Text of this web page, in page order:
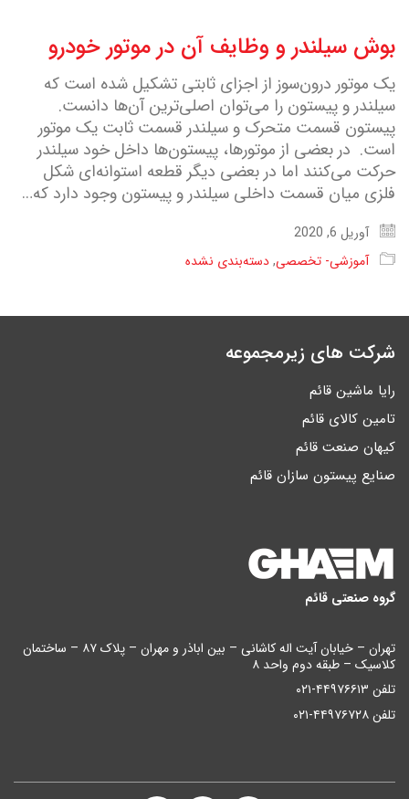
بوش سیلندر و وظایف آن در موتور خودرو
یک موتور درون‌سوز از اجزای ثابتی تشکیل شده است که
سیلندر و پیستون را می‌توان اصلی‌ترین آن‌ها دانست.
پیستون قسمت متحرک و سیلندر قسمت ثابت یک موتور
است. در بعضی از موتورها، پیستون‌ها داخل خود سیلندر
حرکت می‌کنند اما در بعضی دیگر قطعه استوانه‌ای شکل
فلزی میان قسمت داخلی سیلندر و پیستون وجود دارد که…
آوریل 6, 2020
آموزشی- تخصصی,دسته‌بندی نشده
شرکت های زیرمجموعه
رایا ماشین قائم
تامین کالای قائم
کیهان صنعت قائم
صنایع پیستون سازان قائم
گروه صنعتی قائم
تهران – خیابان آیت اله کاشانی – بین اباذر و مهران – پلاک ۸۷ – ساختمان
کلاسیک – طبقه دوم واحد ۸
تلفن ۴۴۹۷۶۶۱۳-۰۲۱
تلفن ۴۴۹۷۶۷۲۸-۰۲۱